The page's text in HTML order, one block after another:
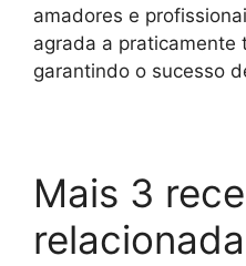
amadores e
agrada a praticamente
garantindo o sucesso
Mais 3